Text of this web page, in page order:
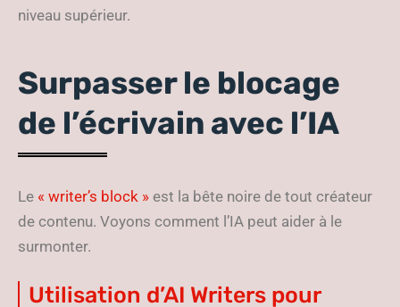
niveau supérieur.
Surpasser le blocage
de l’écrivain avec l’IA
Le « writer’s block » est la bête noire de tout créateur
de contenu. Voyons comment l’IA peut aider à le
surmonter.
Utilisation d’AI Writers pour